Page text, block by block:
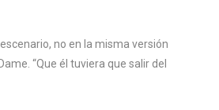
no en la misma versión
“Que él tuviera que salir del